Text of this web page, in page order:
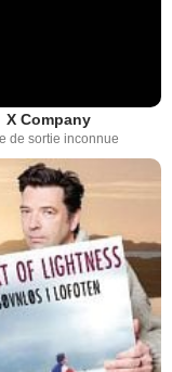
X Company
de sortie inconnue